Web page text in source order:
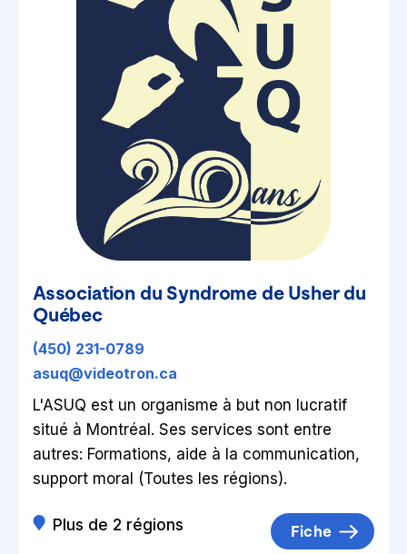
Association du Syndrome de Usher du
Québec
(450) 231-0789
asuq@videotron.ca
L'ASUQ est un organisme à but non lucratif
situé à Montréal. Ses services sont entre
autres: Formations, aide à la communication,
support moral (Toutes les régions).
Plus de 2 régions Fiche